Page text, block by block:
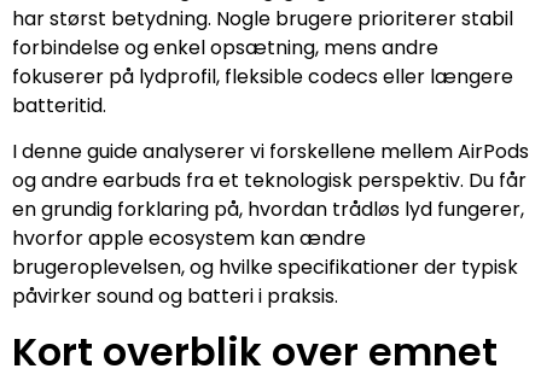
har størst betydning. Nogle brugere prioriterer stabil
forbindelse og enkel opsætning, mens andre
fokuserer på lydprofil, fleksible codecs eller længere
batteritid.
I denne guide analyserer vi forskellene mellem AirPods
og andre earbuds fra et teknologisk perspektiv. Du får
en grundig forklaring på, hvordan trådløs lyd fungerer,
hvorfor apple ecosystem kan ændre
brugeroplevelsen, og hvilke specifikationer der typisk
påvirker sound og batteri i praksis.
Kort overblik over emnet